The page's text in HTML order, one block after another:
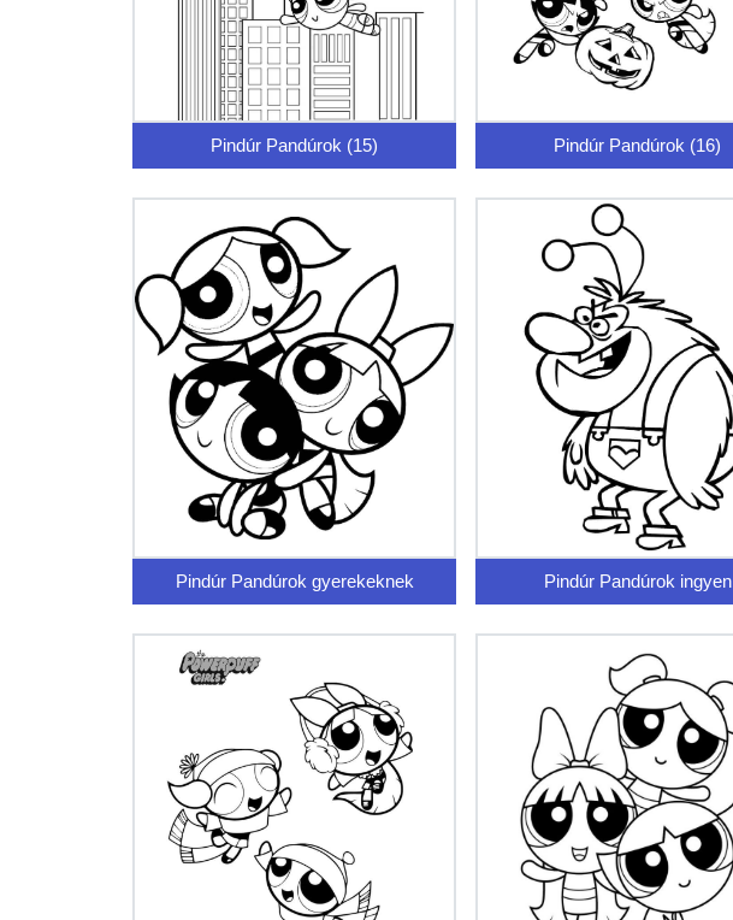
Pindúr Pandúrok (15) Pindúr Pandúrok (16)
Pindúr Pandúrok gyerekeknek Pindúr Pandúrok ingyen